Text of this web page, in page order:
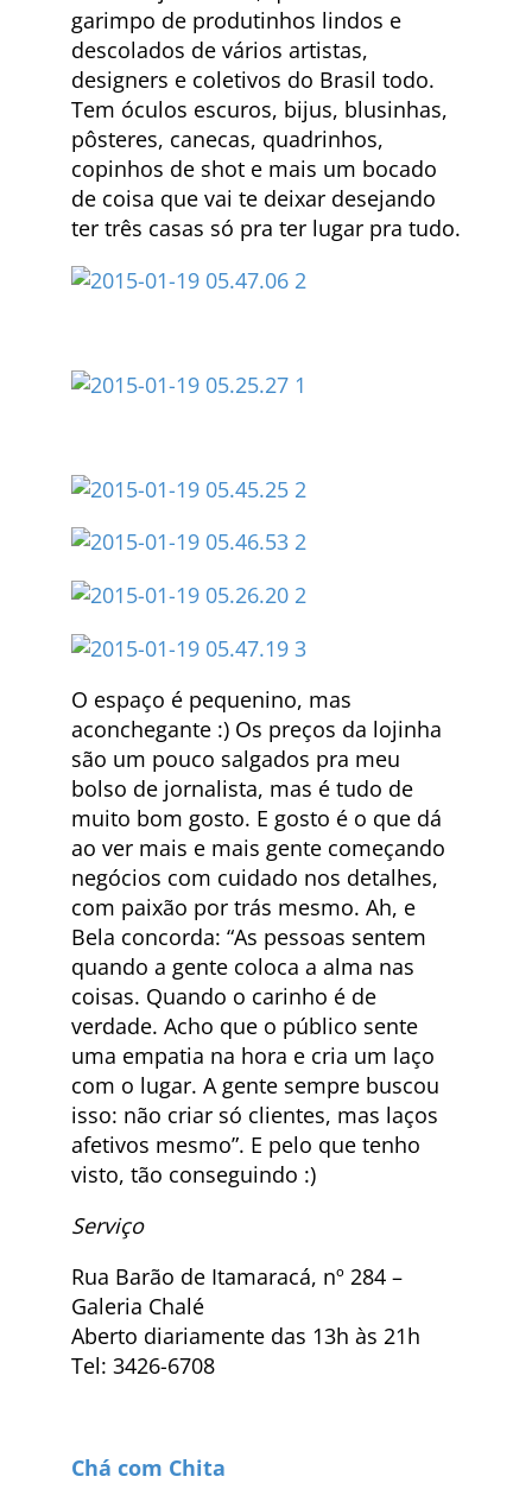
garimpo de produtinhos lindos e
descolados de vários artistas,
designers e coletivos do Brasil todo.
Tem óculos escuros, bijus, blusinhas,
pôsteres, canecas, quadrinhos,
copinhos de shot e mais um bocado
de coisa que vai te deixar desejando
ter três casas só pra ter lugar pra tudo.
O espaço é pequenino, mas
aconchegante :) Os preços da lojinha
são um pouco salgados pra meu
bolso de jornalista, mas é tudo de
muito bom gosto. E gosto é o que dá
ao ver mais e mais gente começando
negócios com cuidado nos detalhes,
com paixão por trás mesmo. Ah, e
Bela concorda: “As pessoas sentem
quando a gente coloca a alma nas
coisas. Quando o carinho é de
verdade. Acho que o público sente
uma empatia na hora e cria um laço
com o lugar. A gente sempre buscou
isso: não criar só clientes, mas laços
afetivos mesmo”. E pelo que tenho
visto, tão conseguindo :)
Serviço
Rua Barão de Itamaracá, nº 284 –
Galeria Chalé
Aberto diariamente das 13h às 21h
Tel: 3426-6708
Chá com Chita